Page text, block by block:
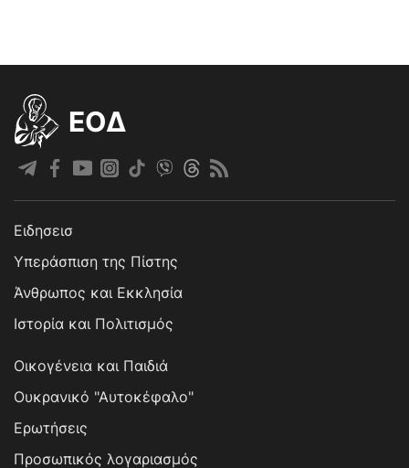
EOΔ
Ειδησεισ
Υπεράσπιση της Πίστης
Άνθρωπος και Εκκλησία
Ιστορία και Πολιτισμός
Οικογένεια και Παιδιά
Ουκρανικό "Αυτοκέφαλο"
Ερωτήσεις
Προσωπικός λογαριασμός